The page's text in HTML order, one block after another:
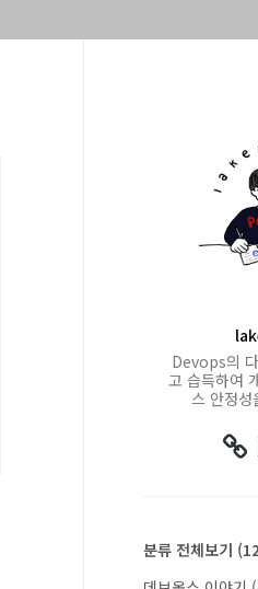
Devops의
고 습득하여
스 안정성

분류 전체보기